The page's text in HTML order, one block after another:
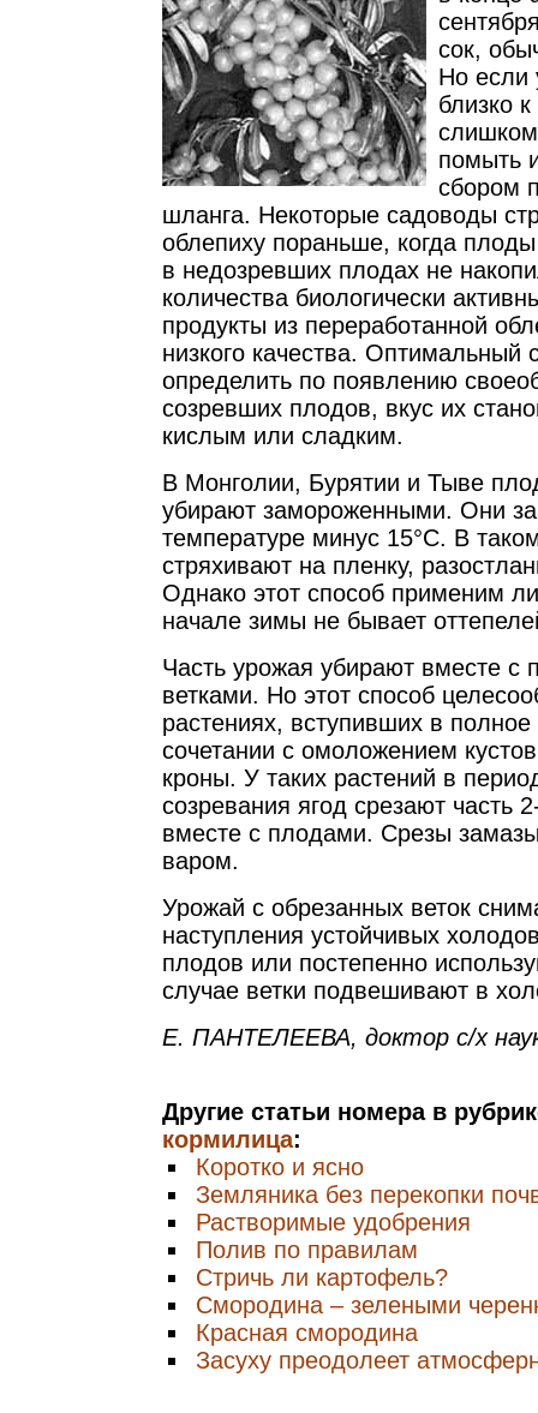
сок,
Но если
близко
помыть
сбором
шланга. Некоторые садоводы
облепиху пораньше, когда
в недозревших плодах не
количества биологически
продукты из переработанной
низкого качества. Оптимальный
определить по появлению
созревших плодов, вкус их
кислым или сладким.
В Монголии, Бурятии и Тыве
убирают замороженными. Они
температуре минус 15°С. В
стряхивают на пленку,
Однако этот способ применим
начале зимы не бывает
Часть урожая убирают вместе с
ветками. Но этот способ
растениях, вступивших в
сочетании с омоложением
кроны. У таких растений в
созревания ягод срезают часть
вместе с плодами. Срезы
варом.
Урожай с обрезанных веток
наступления устойчивых
плодов или постепенно
случае ветки подвешивают в
Е. ПАНТЕЛЕЕВА, доктор с/х
Другие статьи номера в
кормилица:
Коротко и ясно
Земляника без перекопки
Растворимые удобрения
Полив по правилам
Стричь ли картофель?
Смородина – зелеными
Красная смородина
Засуху преодолеет